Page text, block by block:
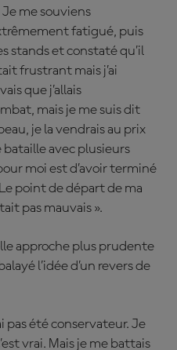
me souviens
fatigué, puis
stands et constaté qu’il
frustrant mais j’ai
que j’allais
mais je me suis dit
je la vendrais au prix
avec plusieurs
moi est d’avoir terminé
point de départ de ma
pas mauvais ».
approche plus prudente
l’idée d’un revers de
pas été conservateur. Je
vrai. Mais je me battais